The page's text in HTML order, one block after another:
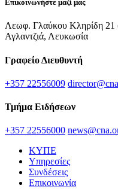
Επικοινωνήστε μαζί μας
Λεωφ. Γλαύκου Κληρίδη
Αγλαντζιά, Λευκωσία
Γραφείο Διευθυντή
+357 22556009
Τμήμα Ειδήσεων
+357 22556000
ΚΥΠΕ
Υπηρεσίες
Συνδέσεις
Επικοινωνία